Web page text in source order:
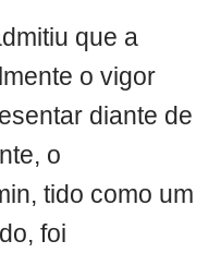
que a
o vigor
diante de
o
tido como um
foi